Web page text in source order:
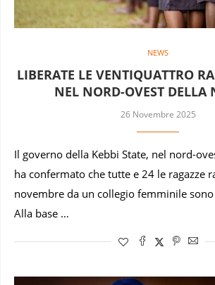
NEWS
LIBERATE LE VENTIQUATTRO
NEL NORD-OVEST DELLA
26 Novembre 2025
Il governo della Kebbi State, nel nord-
ha confermato che tutte e 24 le ragazze
novembre da un collegio femminile
Alla base …